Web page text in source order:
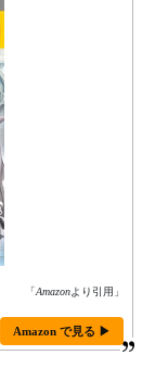
「Amazonより引用」
Amazon で見る ▶